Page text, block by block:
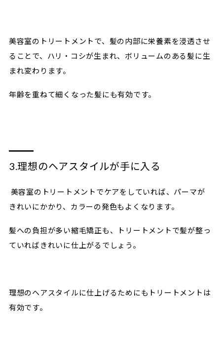
美容室のトリートメントで、髪の内部に栄養素を浸透させ
ることで、ハリ・コシが生まれ、ボリュームのある髪に生
まれ変わります。
年齢を重ねて細くなった髪にも有効です。
3.理想のヘアスタイルが手に入る
美容室のトリートメントでケアをしていれば、パーマが
きれいにかかり、カラーの発色もよくなります。
髪への負担が多い縮毛矯正も、トリートメントで髪が整っ
ていればきれいに仕上がるでしょう。
理想のヘアスタイルに仕上げるためにもトリートメントは
有効です。